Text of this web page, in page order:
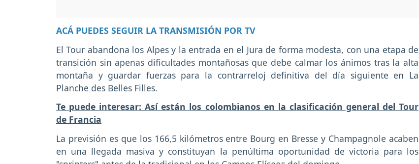
ACÁ PUEDES SEGUIR LA TRANSMISIÓN POR TV
El Tour abandona los Alpes y la entrada en el Jura de forma modesta, con una etapa de
transición sin apenas dificultades montañosas que debe calmar los ánimos tras la alta
montaña y guardar fuerzas para la contrarreloj definitiva del día siguiente en La
Planche des Belles Filles.
Te puede interesar: Así están los colombianos en la clasificación general del Tour
de Francia
La previsión es que los 166,5 kilómetros entre Bourg en Bresse y Champagnole acaben
en una llegada masiva y constituyan la penúltima oportunidad de victoria para los